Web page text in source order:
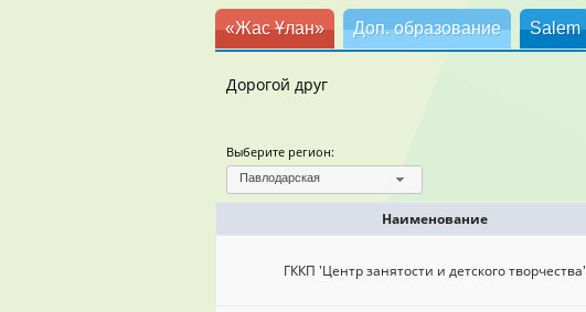
«Жас Ұлан» Доп. образование Salem
Дорогой друг
Выберите регион:
Павлодарская
Наименование
ГККП 'Центр занятости и детского творчества'